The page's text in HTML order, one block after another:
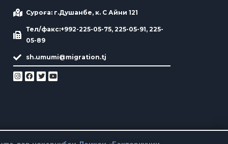
Суроға: г.Душанбе, к. С Айни 121
Тел/факс:+992-225-05-75, 225-05-91, 225-
05-89
sh.umumi@migration.tj